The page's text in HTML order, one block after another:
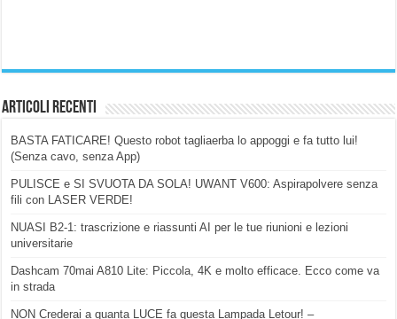
Articoli Recenti
BASTA FATICARE! Questo robot tagliaerba lo appoggi e fa tutto lui!
(Senza cavo, senza App)
PULISCE e SI SVUOTA DA SOLA! UWANT V600: Aspirapolvere senza
fili con LASER VERDE!
NUASI B2-1: trascrizione e riassunti AI per le tue riunioni e lezioni
universitarie
Dashcam 70mai A810 Lite: Piccola, 4K e molto efficace. Ecco come va
in strada
NON Crederai a quanta LUCE fa questa Lampada Letour! –